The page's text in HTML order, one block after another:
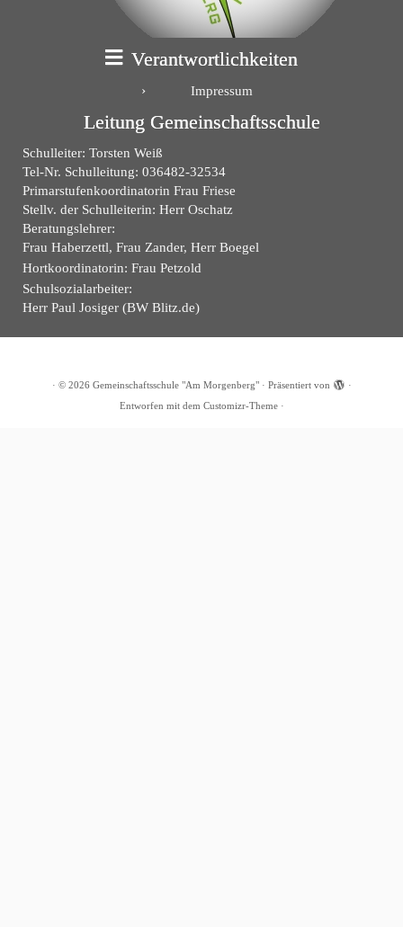
Verantwortlichkeiten
Impressum
Leitung Gemeinschaftsschule
Schulleiter: Torsten Weiß
Tel-Nr. Schulleitung: 036482-32534
Primarstufenkoordinatorin Frau Friese
Stellv. der Schulleiterin: Herr Oschatz
Beratungslehrer:
Frau Haberzettl, Frau Zander, Herr Boegel
Hortkoordinatorin: Frau Petzold
Schulsozialarbeiter:
Herr Paul Josiger (BW Blitz.de)
· © 2026 Gemeinschaftsschule "Am Morgenberg"· Präsentiert von
·
Entworfen mit dem Customizr-Theme·